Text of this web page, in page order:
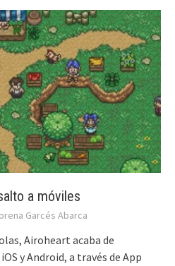
a móviles
Garcés Abarca
Airoheart acaba de
y Android, a través de App